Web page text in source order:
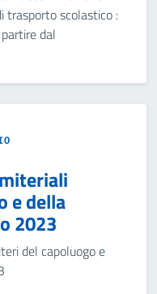
trasporto scolastico :
dal
e della
2023
del capoluogo e